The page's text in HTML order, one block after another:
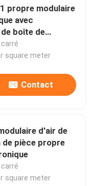
propre modulaire
avec
boîte de
square meter
Contact
d'air de
pièce propre
square meter